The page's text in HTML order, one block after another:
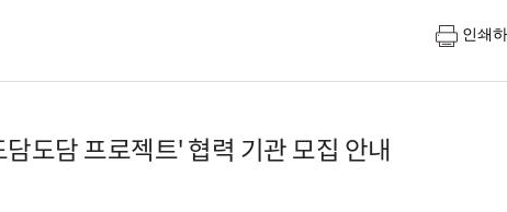
인쇄
도담 프로젝트' 협력 기관 모집 안내